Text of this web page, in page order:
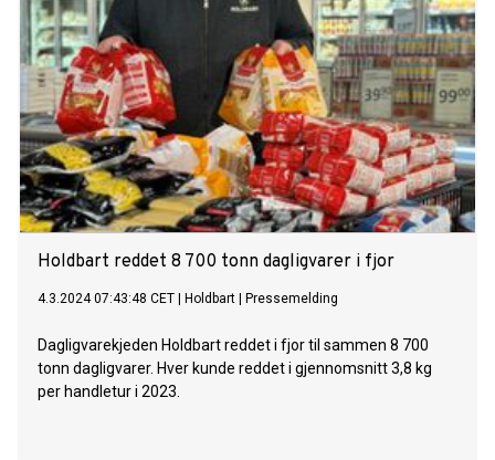
Holdbart reddet 8 700 tonn dagligvarer i fjor
4.3.2024 07:43:48 CET Holdbart Pressemelding
Dagligvarekjeden Holdbart reddet i fjor til sammen 8 700
tonn dagligvarer. Hver kunde reddet i gjennomsnitt 3,8 kg
per handletur i 2023.